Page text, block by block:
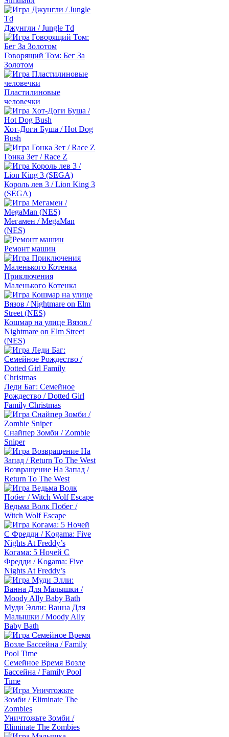
Джунгли / Jungle Td
Говорящий Том: Бег За
Золотом
Пластилиновые
человечки
Хот-Доги Буша / Hot Dog
Bush
Гонка Зет / Race Z
Король лев 3 / Lion King 3
(SEGA)
Мегамен / MegaMan
(NES)
Ремонт машин
Приключения
Маленького Котенка
Кошмар на улице Вязов /
Nightmare on Elm Street
(NES)
Леди Баг: Семейное
Рождество / Dotted Girl
Family Christmas
Снайпер Зомби / Zombie
Sniper
Возвращение На Запад /
Return To The West
Ведьма Волк Побег /
Witch Wolf Escape
Когама: 5 Ночей С
Фредди / Kogama: Five
Nights At Freddy’s
Муди Элли: Ванна Для
Малышки / Moody Ally
Baby Bath
Семейное Время Возле
Бассейна / Family Pool
Time
Уничтожьте Зомби /
Eliminate The Zombies